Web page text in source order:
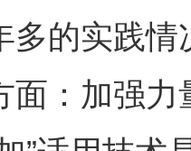
多的实践情
面：加强